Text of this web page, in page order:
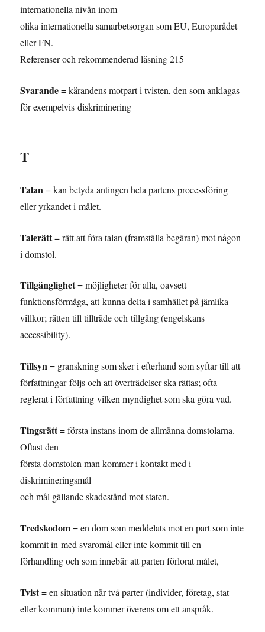
internationella nivån inom
olika internationella samarbetsorgan som EU, Europarådet
eller FN.
Referenser och rekommenderad läsning 215
Svarande= kärandens motpart i tvisten, den som anklagas
för exempelvis diskriminering
T
Talan= kan betyda antingen hela partens processföring
eller yrkandet i målet.
Talerätt= rätt att föra talan (framställa begäran) mot någon
i domstol.
Tillgänglighet= möjligheter för alla, oavsett
funktionsförmåga, att kunna delta i samhället på jämlika
villkor; rätten till tillträde och tillgång (engelskans
accessibility).
Tillsyn= granskning som sker i efterhand som syftar till att
författningar följs och att överträdelser ska rättas; ofta
reglerat i författning vilken myndighet som ska göra vad.
Tingsrätt= första instans inom de allmänna domstolarna.
Oftast den
första domstolen man kommer i kontakt med i
diskrimineringsmål
och mål gällande skadestånd mot staten.
Tredskodom= en dom som meddelats mot en part som inte
kommit in med svaromål eller inte kommit till en
förhandling och som innebär att parten förlorat målet,
Tvist= en situation när två parter (individer, företag, stat
eller kommun) inte kommer överens om ett anspråk.